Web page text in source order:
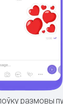
размовы